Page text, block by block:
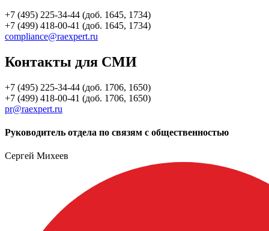
+7 (495) 225-34-44 (доб. 1645, 1734)
+7 (499) 418-00-41 (доб. 1645, 1734)
compliance@raexpert.ru
Контакты для СМИ
+7 (495) 225-34-44 (доб. 1706, 1650)
+7 (499) 418-00-41 (доб. 1706, 1650)
pr@raexpert.ru
Руководитель отдела по связям с общественностью
Сергей Михеев